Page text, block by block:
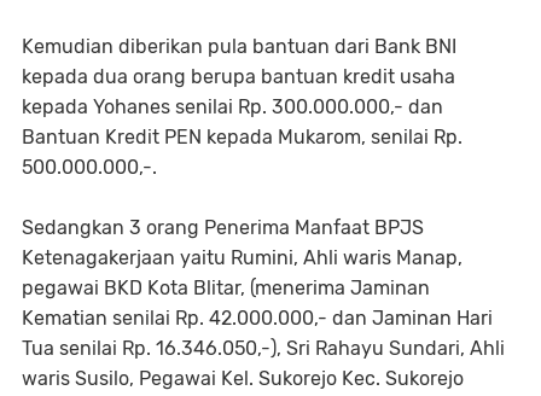
Kemudian diberikan pula bantuan dari Bank BNI
kepada dua orang berupa bantuan kredit usaha
kepada Yohanes senilai Rp. 300.000.000,- dan
Bantuan Kredit PEN kepada Mukarom, senilai Rp.
500.000.000,-.
Sedangkan 3 orang Penerima Manfaat BPJS
Ketenagakerjaan yaitu Rumini, Ahli waris Manap,
pegawai BKD Kota Blitar, (menerima Jaminan
Kematian senilai Rp. 42.000.000,- dan Jaminan Hari
Tua senilai Rp. 16.346.050,-), Sri Rahayu Sundari, Ahli
waris Susilo, Pegawai Kel. Sukorejo Kec. Sukorejo